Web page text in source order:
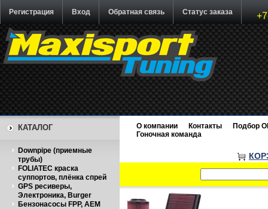
Регистрация Вход Обратная связь Статус заказа
КАТАЛОГ
Downpipe (приемные
трубы)
FOLIATEC краска
суппортов, плёнка спрей
GPS ресиверы,
Электроника, Burger
Бензонасосы FPP, AEM
О компании Контакты
Подбор
Гоночная команда